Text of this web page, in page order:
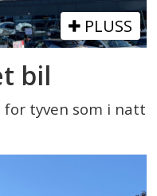
PLUSS
bil
tyven som i natt